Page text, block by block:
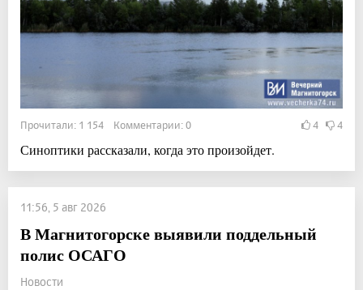
Прочитали: 1 154 Комментарии: 0 4 4
Синоптики рассказали, когда это произойдет.
11:56, 5 авг 2026
В Магнитогорске выявили поддельный
полис ОСАГО
Новости